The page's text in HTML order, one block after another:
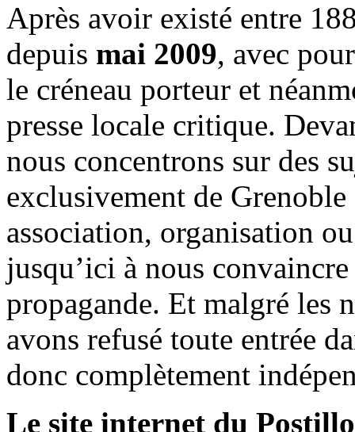
Après avoir existé entre
depuis mai 2009, avec
le créneau porteur et
presse locale critique.
nous concentrons sur des
exclusivement de
association, organisation
jusqu’ici à nous
propagande. Et malgré les
avons refusé toute entrée
donc complètement
Le site internet du